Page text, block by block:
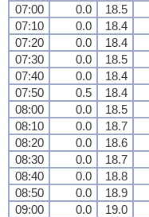
07:00
0.0 18.5
07:10
0.0 18.4
07:20
0.0 18.4
07:30
0.0 18.5
07:40
0.0 18.4
07:50
0.5 18.4
08:00
0.0 18.5
08:10
0.0 18.7
08:20
0.0 18.6
08:30
0.0 18.7
08:40
0.0 18.8
08:50
0.0 18.9
09:00
0.0 19.0